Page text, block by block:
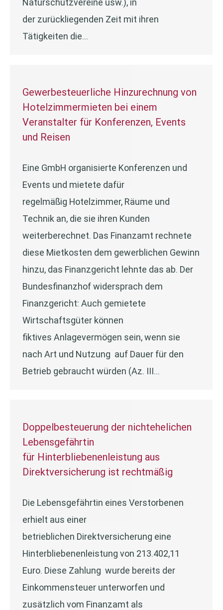
Naturschutzvereine usw.), in
der zurückliegenden Zeit mit ihren
Tätigkeiten die…
Gewerbesteuerliche Hinzurechnung von
Hotelzimmermieten bei einem
Veranstalter für Konferenzen, Events
und Reisen
Eine GmbH organisierte Konferenzen und
Events und mietete dafür
regelmäßig Hotelzimmer, Räume und
Technik an, die sie ihren Kunden
weiterberechnet. Das Finanzamt rechnete
diese Mietkosten dem gewerblichen Gewinn
hinzu, das Finanzgericht lehnte das ab. Der
Bundesfinanzhof widersprach dem
Finanzgericht: Auch gemietete
Wirtschaftsgüter können
fiktives Anlagevermögen sein, wenn sie
nach Art und Nutzung auf Dauer für den
Betrieb gebraucht würden (Az. III…
Doppelbesteuerung der nichtehelichen
Lebensgefährtin
für Hinterbliebenenleistung aus
Direktversicherung ist rechtmäßig
Die Lebensgefährtin eines Verstorbenen
erhielt aus einer
betrieblichen Direktversicherung eine
Hinterbliebenenleistung von 213.402,11
Euro. Diese Zahlung wurde bereits der
Einkommensteuer unterworfen und
zusätzlich vom Finanzamt als